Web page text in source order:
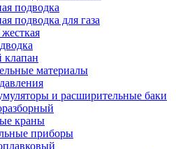
подводка
подводка для газа
материалы
и расширительные баки
краны
приборы